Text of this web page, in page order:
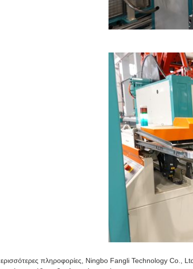
πληροφορίες, Ningbo Fangli Technology Co.,